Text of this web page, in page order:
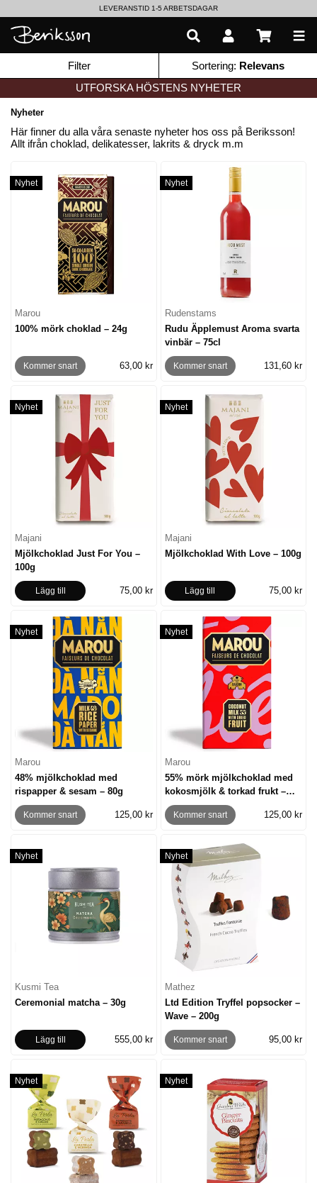
LEVERANSTID 1-5 ARBETSDAGAR
Filter Sortering: Relevans
UTFORSKA HÖSTENS NYHETER
Nyheter
Här finner du alla våra senaste nyheter hos oss på Beriksson!
Allt ifrån choklad, delikatesser, lakrits & dryck m.m
Nyhet
Marou
100% mörk choklad – 24g
Kommer snart 63,00 kr
Nyhet
Rudenstams
Rudu Äpplemust Aroma svarta
vinbär – 75cl
Kommer snart 131,60 kr
Nyhet
Majani
Mjölkchoklad Just For You –
100g
Lägg till 75,00 kr
Nyhet
Majani
Mjölkchoklad With Love – 100g
Lägg till 75,00 kr
Nyhet
Marou
48% mjölkchoklad med
rispapper & sesam – 80g
Kommer snart 125,00 kr
Nyhet
Marou
55% mörk mjölkchoklad med
kokosmjölk & torkad frukt –
80g
Kommer snart 125,00 kr
Nyhet
Kusmi Tea
Ceremonial matcha – 30g
Lägg till 555,00 kr
Nyhet
Mathez
Ltd Edition Tryffel popsocker –
Wave – 200g
Kommer snart 95,00 kr
Nyhet Nyhet